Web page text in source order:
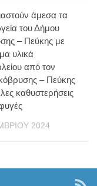
άμεσα τα
του Δήμου
– Πεύκης με
υλικά
από τον
– Πεύκης
καθυστερήσεις
2024